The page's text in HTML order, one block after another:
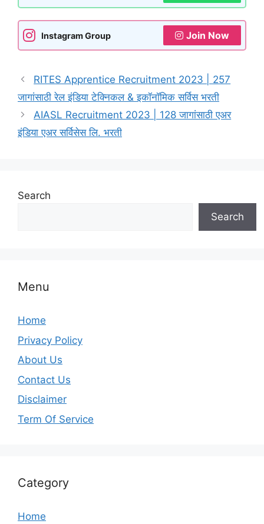
Instagram Group Join Now
RITES Apprentice Recruitment 2023 | 257
जागांसाठी रेल इंडिया टेक्निकल & इकॉनॉमिक सर्विस भरती
AIASL Recruitment 2023 | 128 जागांसाठी एअर
इंडिया एअर सर्विसेस लि. भरती
Search
Search
Menu
Home
Privacy Policy
About Us
Contact Us
Disclaimer
Term Of Service
Category
Home